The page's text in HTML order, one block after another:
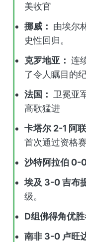
美收官
挪威： 由埃尔
史性回归。
克罗地亚： 连
了令人瞩目的
法国： 卫冕亚
高歌猛进
卡塔尔 2-1 阿
首次通过资格
沙特阿拉伯 0-
埃及 3-0 吉布
级。
D组佛得角优胜
南非 3-0 卢旺